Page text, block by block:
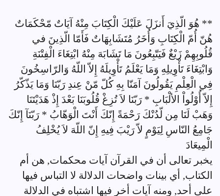
** هُوَ الّذِيَ أَنزَلَ عَلَيْكَ الْكِتَابَ مِنْهُ آيَاتٌ مّحْكَمَاتٌ
هُنّ أُمّ الْكِتَابِ وَأُخَرُ مُتَشَابِهَاتٌ فَأَمّا الّذِينَ في
قُلُوبِهِمْ زَيْغٌ فَيَتّبِعُونَ مَا تَشَابَهَ مِنْهُ ابْتِغَاءَ الْفِتْنَةِ
وَابْتِغَاءَ تَأْوِيلِهِ وَمَا يَعْلَمُ تَأْوِيلَهُ إِلاّ اللّهُ وَالرّاسِخُونَ
فِي الْعِلْمِ يَقُولُونَ آمَنّا بِهِ كُلّ مّنْ عِندِ رَبّنَا وَمَا يَذّكّرُ
إِلاّ أُوْلُواْ الألْبَابِ * رَبّنَا لاَ تُزِغْ قُلُوبَنَا بَعْدَ إِذْ هَدَيْتَنَا
وَهَبْ لَنَا مِن لّدُنْكَ رَحْمَةً إِنّكَ أَنْتَ الْوَهّابُ * رَبّنَآ إِنّكَ
جَامِعُ النّاسِ لِيَوْمٍ لاّ رَيْبَ فِيهِ إِنّ اللّهَ لاَ يُخْلِفُ
الْمِيعَادَ
يخبر تعالى أن في القرآن آيات محكمات, هن أم
الكتاب, أي بينات واضحات الدلالة لا التباس فيها
على أحد, ومنه آيات أخر فيها اشتباه في الدلالة